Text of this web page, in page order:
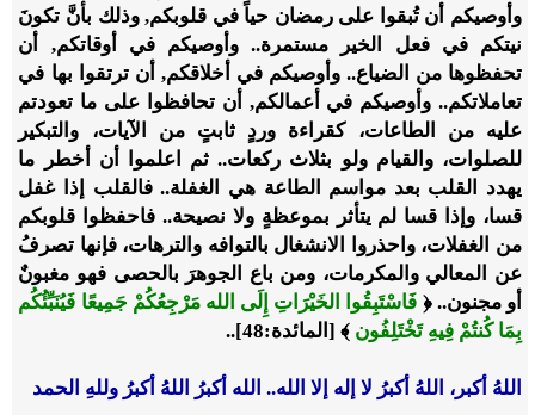
وأوصيكم أن تُبقوا على رمضان حياً في قلوبكم, وذلك بأنَّ تكونَ
نيتكم في فعل الخير مستمرة.. وأوصيكم في أوقاتكم, أن
تحفظوها من الضياع.. وأوصيكم في أخلاقكم, أن ترتقوا بها في
تعاملاتكم.. وأوصيكم في أعمالكم, أن تحافظوا على ما تعودتم
عليه من الطاعات، كقراءة وردٍ ثابتٍ من الآيات، والتبكير
للصلوات، والقيام ولو بثلاث ركعات.. ثم اعلموا أن أخطر ما
يهدد القلب بعد مواسم الطاعة هي الغفلة.. فالقلب إذا غفل
قسا، وإذا قسا لم يتأثر بموعظةٍ ولا نصيحة.. فاحفظوا قلوبكم
من الغفلات، واحذروا الانشغال بالتوافه والترهات، فإنها تصرفُ
عن المعالي والمكرمات، ومن باع الجوهرَ بالحصى فهو مغبونٌ
أو مجنون.. ﴿ فَاسْتَبِقُوا الخَيْرَاتِ إِلَى الله مَرْجِعُكُمْ جَمِيعًا فَيُنَبِّئُكُم
بِمَا كُنتُمْ فِيهِ تَخْتَلِفُون ﴾ [المائدة:48]..
اللهُ أكبر، اللهُ أكبرُ لا إله إلا الله.. الله أكبرُ اللهُ أكبرُ وللهِ الحمد